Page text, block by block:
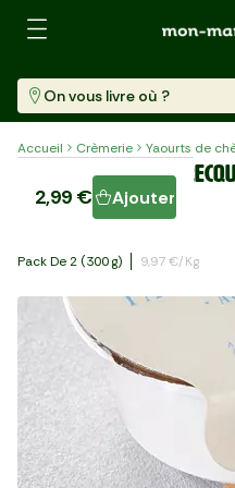
On vous livre où ?
Accueil Crèmerie Yaourts de
Les Yaourts à la
Pâturière"
Pack De 2 (300 G) 9,97 €/kg
2,99 € Ajouter